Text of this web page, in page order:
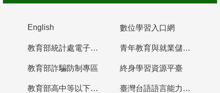
English 數位學習入口網
教育部統計處電子書櫃 青年教育與就業儲蓄帳戶
教育部詐騙防制專區 終身學習資源平臺
教育部高中等以下學校及幼兒園教師資格檢定考試 臺灣台語語言能力認證網站